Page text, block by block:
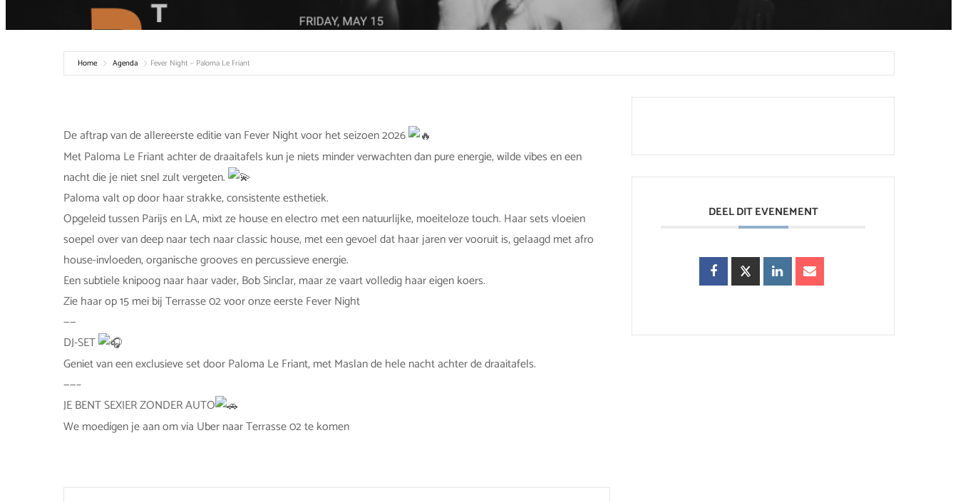
Home Agenda Fever Night – Paloma Le Friant
De aftrap van de allereerste editie van Fever Night voor het seizoen 2026
Met Paloma Le Friant achter de draaitafels kun je niets minder verwachten dan pure energie, wilde vibes en een
nacht die je niet snel zult vergeten.
Paloma valt op door haar strakke, consistente esthetiek.
Opgeleid tussen Parijs en LA, mixt ze house en electro met een natuurlijke, moeiteloze touch. Haar sets vloeien
soepel over van deep naar tech naar classic house, met een gevoel dat haar jaren ver vooruit is, gelaagd met afro
house-invloeden, organische grooves en percussieve energie.
Een subtiele knipoog naar haar vader, Bob Sinclar, maar ze vaart volledig haar eigen koers.
Zie haar op 15 mei bij Terrasse 02 voor onze eerste Fever Night
——
DJ-SET
Geniet van een exclusieve set door Paloma Le Friant, met Maslan de hele nacht achter de draaitafels.
——–
JE BENT SEXIER ZONDER AUTO
We moedigen je aan om via Uber naar Terrasse 02 te komen
DEEL DIT EVENEMENT